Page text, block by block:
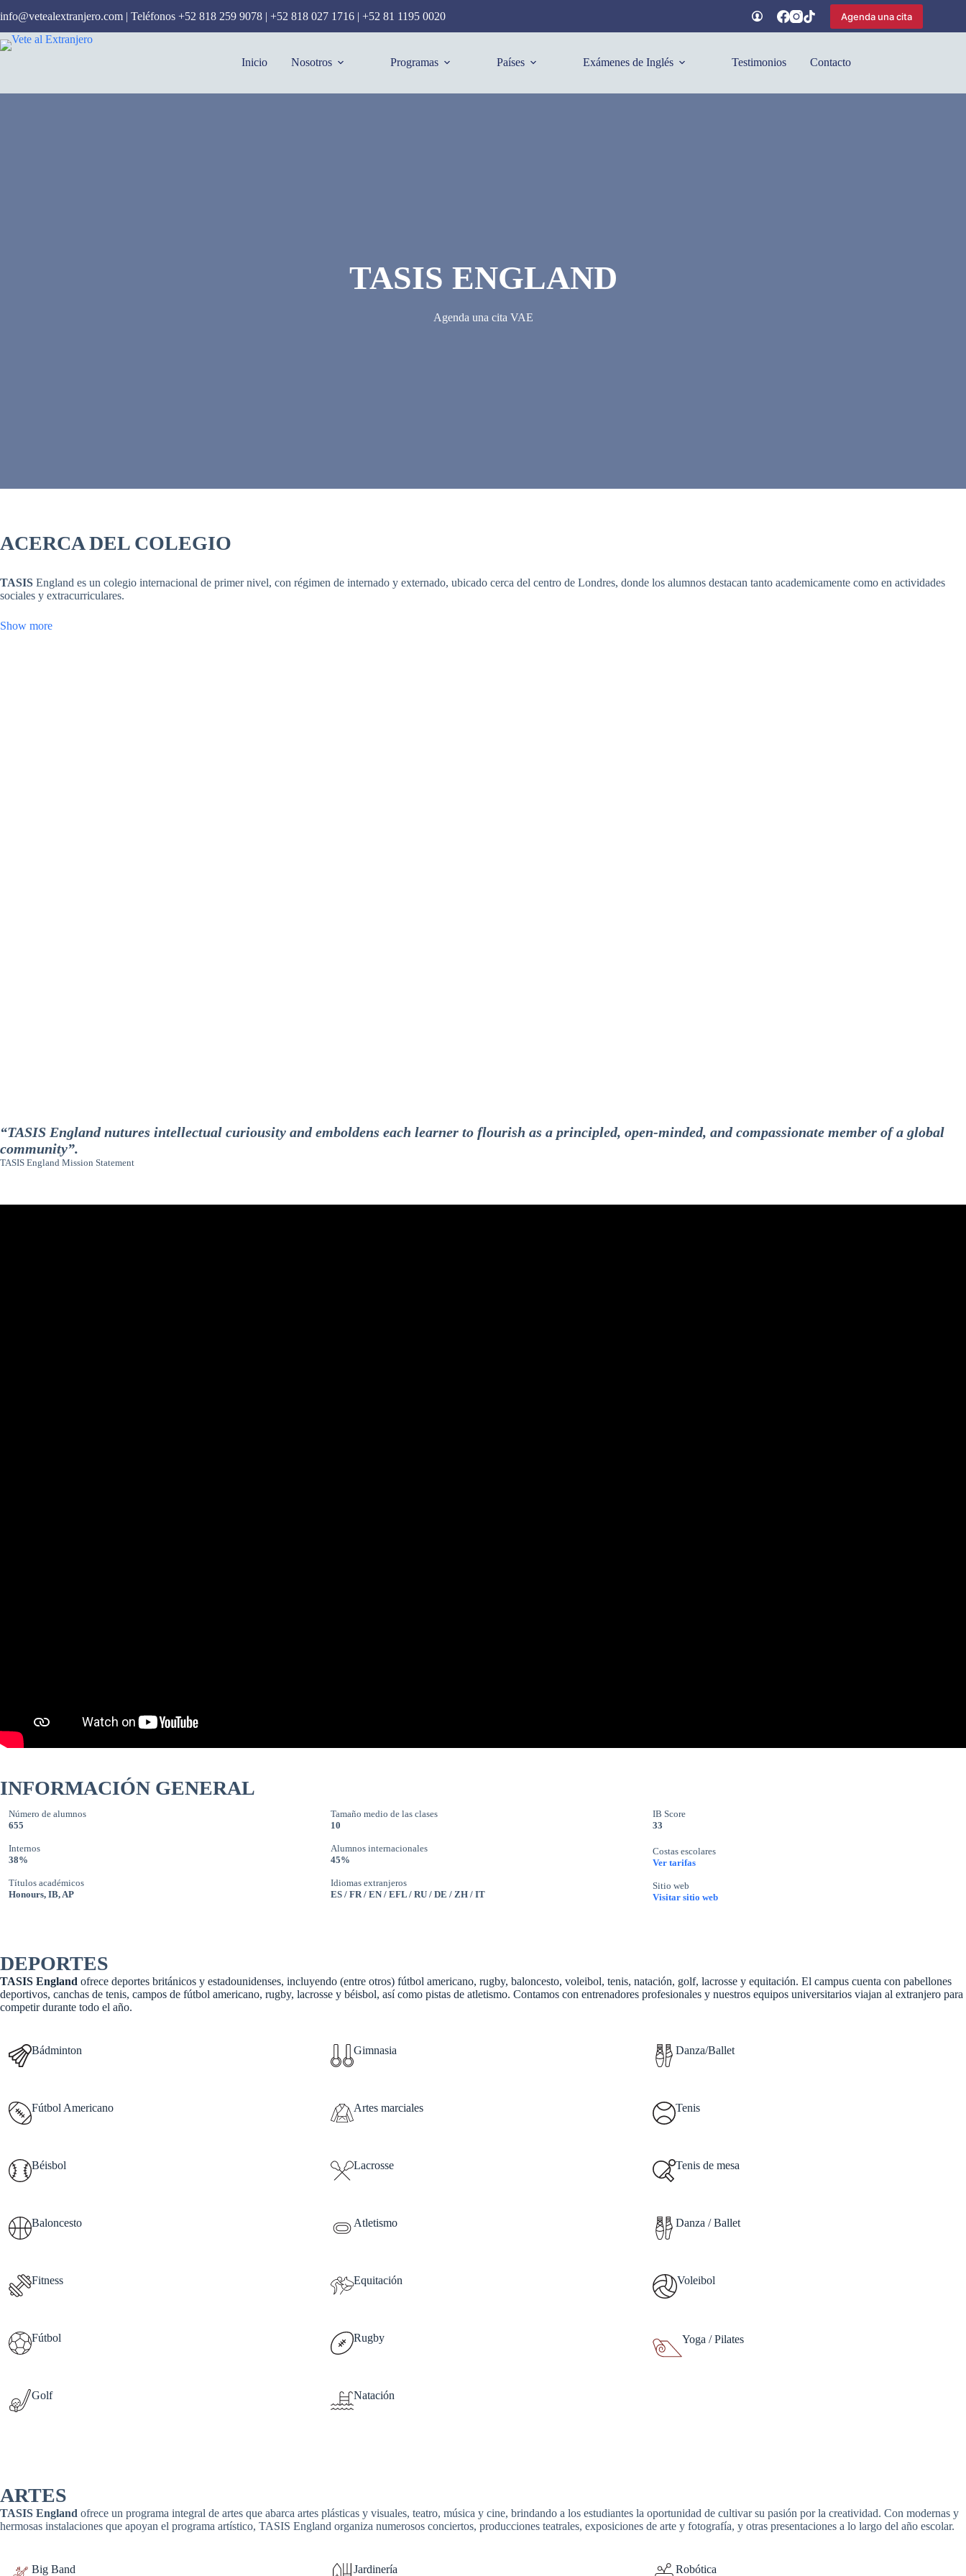
al
contenido
info@vetealextranjero.com | Teléfonos +52 818 259 9078 | +52 818 027 1716 | +52 81 1195 0020 Agenda una cita
Inicio Nosotros Programas Países Exámenes de Inglés Testimonios Contacto
TASIS ENGLAND
Agenda una cita VAE
ACERCA DEL COLEGIO
TASIS England es un colegio internacional de primer nivel, con régimen de internado y externado, ubicado cerca del centro de Londres, donde los alumnos destacan tanto academicamente como en actividades
sociales y extracurriculares.
Show more
“TASIS England nutures intellectual curiousity and emboldens each learner to flourish as a principled, open-minded, and compassionate member of a global
community”.
TASIS England Mission Statement
INFORMACIÓN GENERAL
Número de alumnos
655
Internos
38%
Títulos académicos
Honours, IB, AP
Tamaño medio de las clases
10
Alumnos internacionales
45%
Idiomas extranjeros
ES / FR / EN / EFL / RU / DE / ZH / IT
IB Score
33
Costas escolares
Ver tarifas
Sitio web
Visitar sitio web
DEPORTES
TASIS England ofrece deportes británicos y estadounidenses, incluyendo (entre otros) fútbol americano, rugby, baloncesto, voleibol, tenis, natación, golf, lacrosse y equitación. El campus cuenta con pabellones
deportivos, canchas de tenis, campos de fútbol americano, rugby, lacrosse y béisbol, así como pistas de atletismo. Contamos con entrenadores profesionales y nuestros equipos universitarios viajan al extranjero para
competir durante todo el año.
Bádminton
Fútbol Americano
Béisbol
Baloncesto
Fitness
Fútbol
Golf
Gimnasia
Artes marciales
Lacrosse
Atletismo
Equitación
Rugby
Natación
Danza/Ballet
Tenis
Tenis de mesa
Danza / Ballet
Voleibol
Yoga / Pilates
ARTES
TASIS England ofrece un programa integral de artes que abarca artes plásticas y visuales, teatro, música y cine, brindando a los estudiantes la oportunidad de cultivar su pasión por la creatividad. Con modernas y
hermosas instalaciones que apoyan el programa artístico, TASIS England organiza numerosos conciertos, producciones teatrales, exposiciones de arte y fotografía, y otras presentaciones a lo largo del año escolar.
Big Band Jardinería Robótica